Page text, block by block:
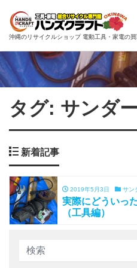
沖縄のリサイクルショップ 電動工具・家電の
タグ: サンダ
新着記事
2019年5月3日 サン
実際にどういっ
（工具編）